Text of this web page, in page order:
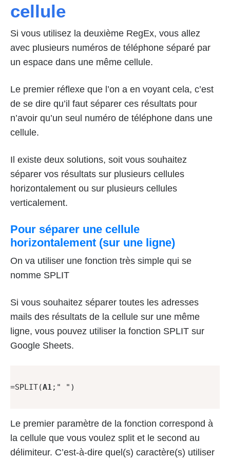
cellule
Si vous utilisez la deuxième RegEx, vous allez
avec plusieurs numéros de téléphone séparé par
un espace dans une même cellule.
Le premier réflexe que l’on a en voyant cela, c’est
de se dire qu’il faut séparer ces résultats pour
n’avoir qu’un seul numéro de téléphone dans une
cellule.
Il existe deux solutions, soit vous souhaitez
séparer vos résultats sur plusieurs cellules
horizontalement ou sur plusieurs cellules
verticalement.
Pour séparer une cellule
horizontalement (sur une ligne)
On va utiliser une fonction très simple qui se
nomme SPLIT
Si vous souhaitez séparer toutes les adresses
mails des résultats de la cellule sur une même
ligne, vous pouvez utiliser la fonction SPLIT sur
Google Sheets.
=SPLIT(A1;" ")
Le premier paramètre de la fonction correspond à
la cellule que vous voulez split et le second au
délimiteur. C’est-à-dire quel(s) caractère(s) utiliser